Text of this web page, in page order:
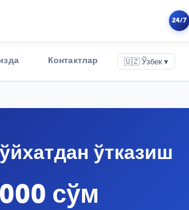
24/7
Контактлар 🇺🇿 Ўзбек ▾
ўтказиш
сўм